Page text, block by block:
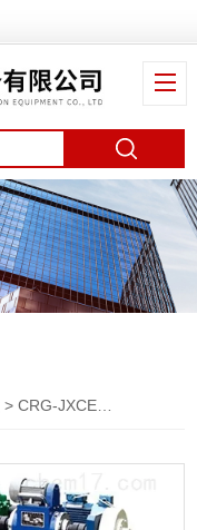
> CRG-JXCE型机械传动创意组合测试实验台